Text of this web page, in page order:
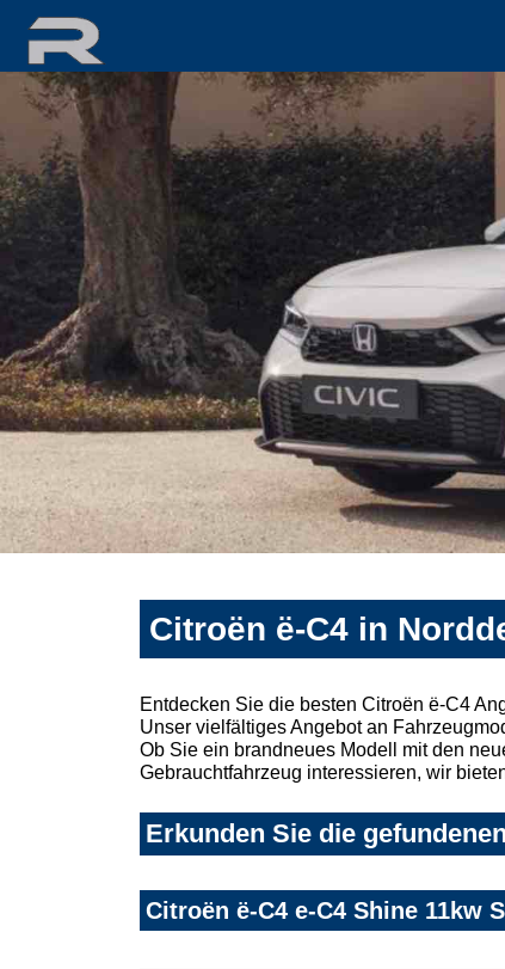
Citroën ë-C4 in
Entdecken Sie die besten Citroën ë-C4
Unser vielfältiges Angebot an
Ob Sie ein brandneues Modell mit den
Gebrauchtfahrzeug interessieren, wir
Erkunden Sie die
Citroën ë-C4 e-C4 Shine 11kw